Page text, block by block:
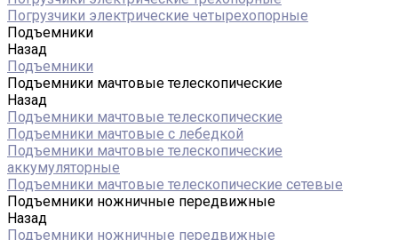
Погрузчики электрические четырехопорные
Подъемники
Назад
Подъемники
Подъемники мачтовые телескопические
Назад
Подъемники мачтовые телескопические
Подъемники мачтовые с лебедкой
Подъемники мачтовые телескопические
аккумуляторные
Подъемники мачтовые телескопические сетевые
Подъемники ножничные передвижные
Назад
Подъемники ножничные передвижные